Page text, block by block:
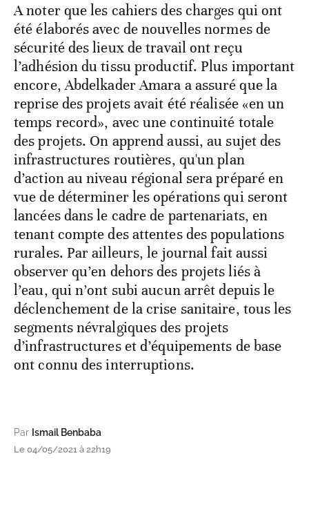
A noter que les cahiers des charges qui ont
été élaborés avec de nouvelles normes de
sécurité des lieux de travail ont reçu
l’adhésion du tissu productif. Plus important
encore, Abdelkader Amara a assuré que la
reprise des projets avait été réalisée «en un
temps record», avec une continuité totale
des projets. On apprend aussi, au sujet des
infrastructures routières, qu'un plan
d’action au niveau régional sera préparé en
vue de déterminer les opérations qui seront
lancées dans le cadre de partenariats, en
tenant compte des attentes des populations
rurales. Par ailleurs, le journal fait aussi
observer qu’en dehors des projets liés à
l’eau, qui n’ont subi aucun arrêt depuis le
déclenchement de la crise sanitaire, tous les
segments névralgiques des projets
d’infrastructures et d’équipements de base
ont connu des interruptions.
Par Ismail Benbaba
Le 04/05/2021 à 22h19